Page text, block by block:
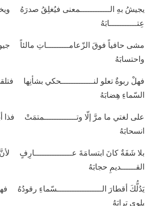
يجيشُ بهِ الــــــــــــمعنى فيُغلِقُ صدرَهُ
عِتـــــــــــابَهُ
مشى حافياً فوقَ الزّعامـــــــــاتِ مالئاً
واحتسابَهُ
فهلْ ربوةٌ تعلو لنـــــــــــــحكي بشأنِها
السّماءِ هِضابَهُ
على لغتي ما مرَّ إلّا وتـــــــــــــمتمَتْ فذا
انسحابَهُ
بلا شَفَةٌ كانَ ابتسامَةَ عـــــــــــــــارِفٍ
القــــــديمِ حجابَهُ
يَدُلُّكَ أقطارَ الــــــــــــــــــسّماءِ
يلوي ترابَهُ